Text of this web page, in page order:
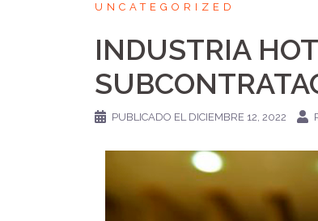
UNCATEGORIZED
INDUSTRIA
PUBLICADO EL DICIEMBRE 12, 2022